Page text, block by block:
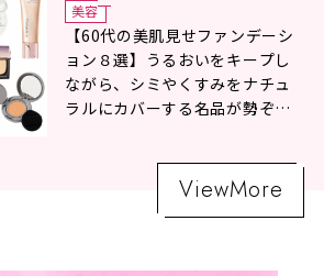
美容
【60代の美肌見せファンデーシ
ョン８選】うるおいをキープし
ながら、シミやくすみをナチュ
ラルにカバーする名品が勢ぞろ
ViewMore